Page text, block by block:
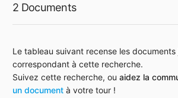
2 Documents
Le tableau suivant recense les
correspondant à cette recherche.
Suivez cette recherche, ou aidez la
un document à votre tour !